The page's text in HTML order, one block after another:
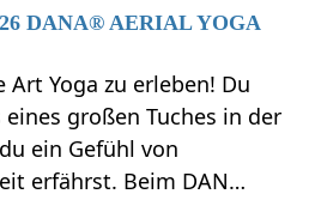
DANA® AERIAL YOGA
Art Yoga zu erleben! Du
großen Tuches in der
ein Gefühl von
erfährst. Beim DAN…